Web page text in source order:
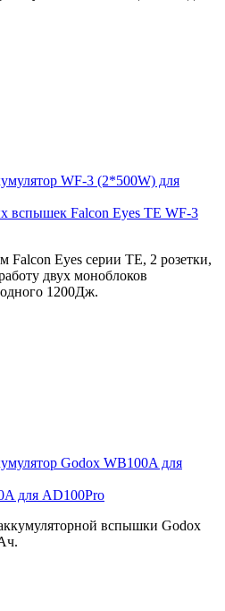
вспышек Falcon Eyes TE WF-3
Eyes серии TE, 2 розетки,
двух моноблоков
1200Дж.
для AD100Pro
вспышки Godox